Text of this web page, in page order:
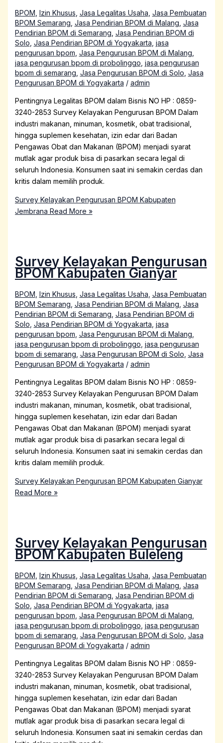
BPOM Izin Khusus Jasa Legalitas Usaha Jasa Pembuatan
BPOM Semarang Jasa Pendirian BPOM di Malang Jasa
Pendirian BPOM di Semarang Jasa Pendirian BPOM di
Solo Jasa Pendirian BPOM di Yogyakarta jasa
pengurusan bpom Jasa Pengurusan BPOM di Malang
jasa pengurusan bpom di probolinggo jasa pengurusan
bpom di semarang Jasa Pengurusan BPOM di Solo Jasa
Pengurusan BPOM di Yogyakarta / admin
Pentingnya Legalitas BPOM dalam Bisnis NO HP : 0859-
3240-2853 Survey Kelayakan Pengurusan BPOM Dalam
industri makanan, minuman, kosmetik, obat tradisional,
hingga suplemen kesehatan, izin edar dari Badan
Pengawas Obat dan Makanan (BPOM) menjadi syarat
mutlak agar produk bisa di pasarkan secara legal di
seluruh Indonesia. Konsumen saat ini semakin cerdas dan
kritis dalam memilih produk.
Survey Kelayakan Pengurusan BPOM Kabupaten
Jembrana Read More »
Survey Kelayakan Pengurusan
BPOM Kabupaten Gianyar
BPOM Izin Khusus Jasa Legalitas Usaha Jasa Pembuatan
BPOM Semarang Jasa Pendirian BPOM di Malang Jasa
Pendirian BPOM di Semarang Jasa Pendirian BPOM di
Solo Jasa Pendirian BPOM di Yogyakarta jasa
pengurusan bpom Jasa Pengurusan BPOM di Malang
jasa pengurusan bpom di probolinggo jasa pengurusan
bpom di semarang Jasa Pengurusan BPOM di Solo Jasa
Pengurusan BPOM di Yogyakarta / admin
Pentingnya Legalitas BPOM dalam Bisnis NO HP : 0859-
3240-2853 Survey Kelayakan Pengurusan BPOM Dalam
industri makanan, minuman, kosmetik, obat tradisional,
hingga suplemen kesehatan, izin edar dari Badan
Pengawas Obat dan Makanan (BPOM) menjadi syarat
mutlak agar produk bisa di pasarkan secara legal di
seluruh Indonesia. Konsumen saat ini semakin cerdas dan
kritis dalam memilih produk.
Survey Kelayakan Pengurusan BPOM Kabupaten Gianyar
Read More »
Survey Kelayakan Pengurusan
BPOM Kabupaten Buleleng
BPOM Izin Khusus Jasa Legalitas Usaha Jasa Pembuatan
BPOM Semarang Jasa Pendirian BPOM di Malang Jasa
Pendirian BPOM di Semarang Jasa Pendirian BPOM di
Solo Jasa Pendirian BPOM di Yogyakarta jasa
pengurusan bpom Jasa Pengurusan BPOM di Malang
jasa pengurusan bpom di probolinggo jasa pengurusan
bpom di semarang Jasa Pengurusan BPOM di Solo Jasa
Pengurusan BPOM di Yogyakarta / admin
Pentingnya Legalitas BPOM dalam Bisnis NO HP : 0859-
3240-2853 Survey Kelayakan Pengurusan BPOM Dalam
industri makanan, minuman, kosmetik, obat tradisional,
hingga suplemen kesehatan, izin edar dari Badan
Pengawas Obat dan Makanan (BPOM) menjadi syarat
mutlak agar produk bisa di pasarkan secara legal di
seluruh Indonesia. Konsumen saat ini semakin cerdas dan